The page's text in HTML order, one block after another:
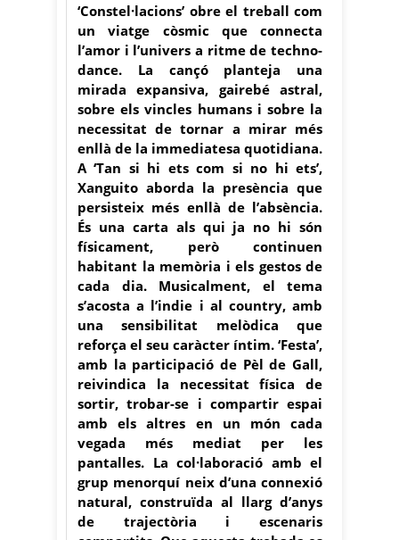
‘Constel·lacions’ obre el treball com
un viatge còsmic que connecta
l’amor i l’univers a ritme de techno-
dance. La cançó planteja una
mirada expansiva, gairebé astral,
sobre els vincles humans i sobre la
necessitat de tornar a mirar més
enllà de la immediatesa quotidiana.
A ‘Tan si hi ets com si no hi ets’,
Xanguito aborda la presència que
persisteix més enllà de l’absència.
És una carta als qui ja no hi són
físicament, però continuen
habitant la memòria i els gestos de
cada dia. Musicalment, el tema
s’acosta a l’indie i al country, amb
una sensibilitat melòdica que
reforça el seu caràcter íntim. ‘Festa’,
amb la participació de Pèl de Gall,
reivindica la necessitat física de
sortir, trobar-se i compartir espai
amb els altres en un món cada
vegada més mediat per les
pantalles. La col·laboració amb el
grup menorquí neix d’una connexió
natural, construïda al llarg d’anys
de trajectòria i escenaris